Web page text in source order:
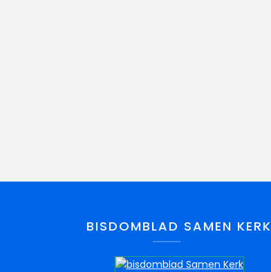
BISDOMBLAD SAMEN KERK